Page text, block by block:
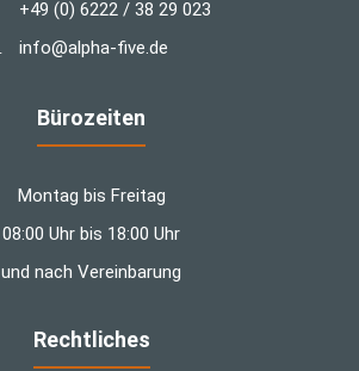
+49 (0) 6222 / 38 29 023
info@alpha-five.de
Bürozeiten
Montag bis Freitag
08:00 Uhr bis 18:00 Uhr
und nach Vereinbarung
Rechtliches